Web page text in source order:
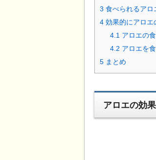
3 食べられるアロ
4 効果的にアロエ
4.1 アロエの
4.2 アロエを
5 まとめ
アロエの効